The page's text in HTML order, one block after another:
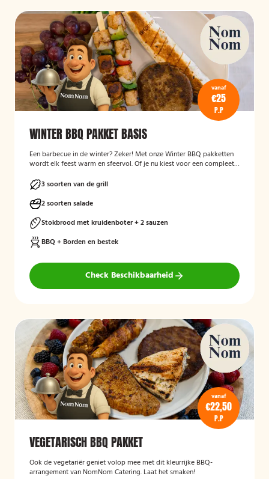
vanaf
€25
P.P
WINTER BBQ PAKKET BASIS
Een barbecue in de winter? Zeker! Met onze Winter BBQ pakketten
wordt elk feest warm en sfeervol. Of je nu kiest voor een compleet
met een bezorgpakket: wij zorgen dat alles klopt.
3 soorten van de grill
2 soorten salade
Stokbrood met kruidenboter + 2 sauzen
BBQ + Borden en bestek
Check Beschikbaarheid
vanaf
€22,50
P.P
VEGETARISCH BBQ PAKKET
Ook de vegetariër geniet volop mee met dit kleurrijke BBQ-
arrangement van NomNom Catering. Laat het smaken!